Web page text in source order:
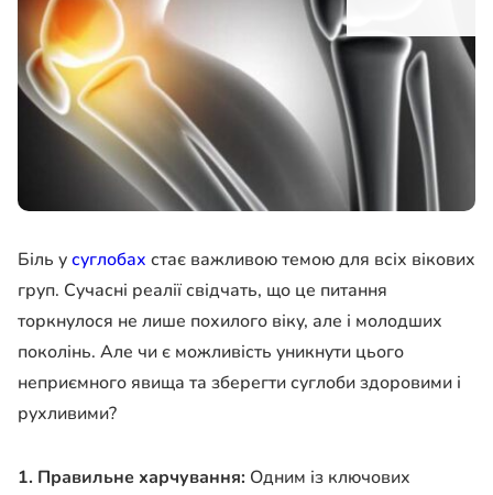
Біль усуглобах стає важливою темою для всіх вікових
груп. Сучасні реалії свідчать, що це питання
торкнулося не лише похилого віку, але і молодших
поколінь. Але чи є можливість уникнути цього
неприємного явища та зберегти суглоби здоровими і
рухливими?
1. Правильне харчування: Одним із ключових